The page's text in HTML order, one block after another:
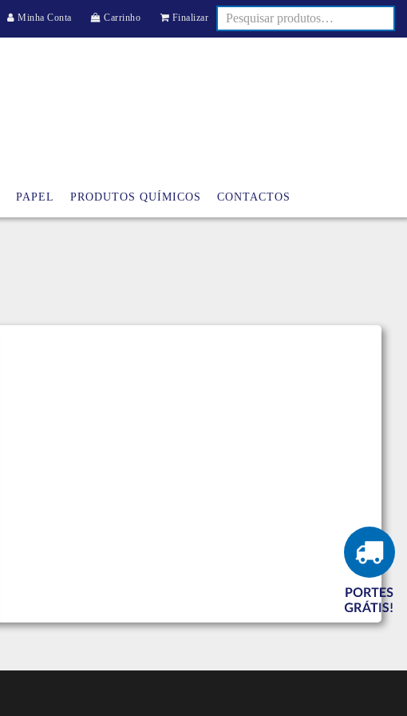
Minha Conta Carrinho Finalizar
PAPEL PRODUTOS QUÍMICOS CONTACTOS